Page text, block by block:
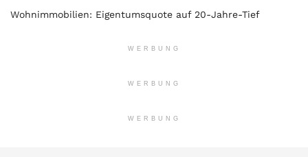
Wohnimmobilien: Eigentumsquote auf 20-Jahre-Tief
WERBUNG
WERBUNG
WERBUNG